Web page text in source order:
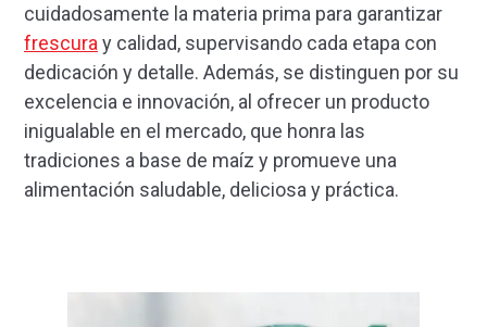
cuidadosamente la materia prima para garantizar
frescura y calidad, supervisando cada etapa con
dedicación y detalle. Además, se distinguen por su
excelencia e innovación, al ofrecer un producto
inigualable en el mercado, que honra las
tradiciones a base de maíz y promueve una
alimentación saludable, deliciosa y práctica.